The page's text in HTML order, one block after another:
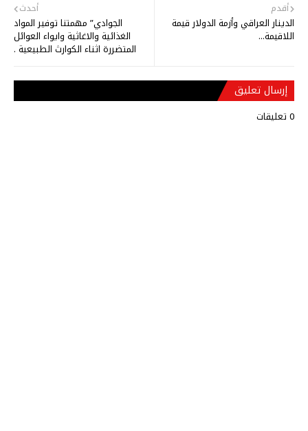
أحدث
الجوادي” مهمتنا توفير المواد
الغذائية والاغاثية وايواء العوائل
المتضررة اثناء الكوارث الطبيعية .
أقدم
الدينار العراقي وأزمة الدولار قيمة
اللاقيمة...
إرسال تعليق
0 تعليقات